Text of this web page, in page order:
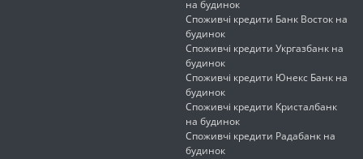
на будинок
Споживчі кредити Банк Восток на
будинок
Споживчі кредити Укргазбанк на
будинок
Споживчі кредити Юнекс Банк на
будинок
Споживчі кредити Кристалбанк
на будинок
Споживчі кредити Радабанк на
будинок